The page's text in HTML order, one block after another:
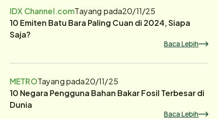
IDX Channel.comTayang pada20/11/25
10 Emiten Batu Bara Paling Cuan di 2024, Siapa
Saja?
Baca Lebih
METROTayang pada20/11/25
10 Negara Pengguna Bahan Bakar Fosil Terbesar di
Dunia
Baca Lebih